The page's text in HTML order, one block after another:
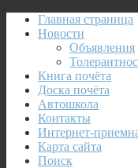
Главная страница
Новости
Объявления
Книга почёта
Доска почёта
Автошкола
Контакты
Интернет-
Карта сайта
Поиск